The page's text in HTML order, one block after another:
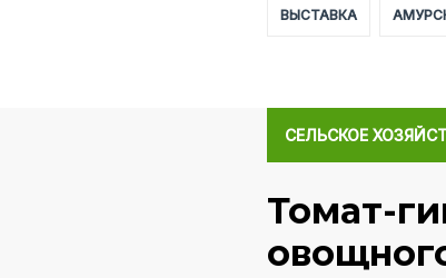
ВЫСТАВКА
СЕЛЬСКОЕ
Томат-